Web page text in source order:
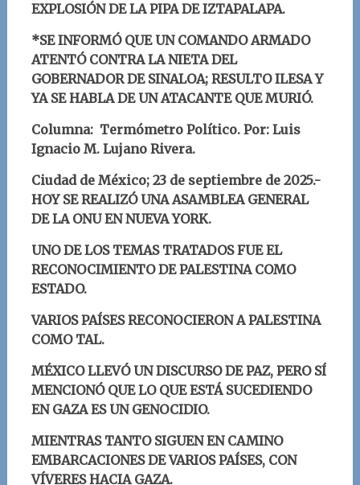
EXPLOSIÓN DE LA PIPA DE IZTAPALAPA.
*SE INFORMÓ QUE UN COMANDO ARMADO
ATENTÓ CONTRA LA NIETA DEL
GOBERNADOR DE SINALOA; RESULTO ILESA Y
YA SE HABLA DE UN ATACANTE QUE MURIÓ.
Columna: Termómetro Político. Por: Luis
Ignacio M. Lujano Rivera.
Ciudad de México; 23de septiembrede 2025.-
HOY SE REALIZÓ UNA ASAMBLEA GENERAL
DE LA ONU EN NUEVA YORK.
UNO DE LOS TEMAS TRATADOS FUE EL
RECONOCIMIENTO DE PALESTINA COMO
ESTADO.
VARIOS PAÍSES RECONOCIERON A PALESTINA
COMO TAL.
MÉXICO LLEVÓ UNDISCURSO DE PAZ, PERO SÍ
MENCIONÓ QUE LO QUE ESTÁ SUCEDIENDO
EN GAZA ES UN GENOCIDIO.
MIENTRAS TANTO SIGUEN EN CAMINO
EMBARCACIONES DE VARIOS PAÍSES, CON
VÍVERES HACIA GAZA.